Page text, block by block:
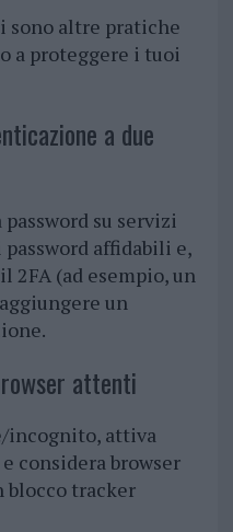
sono altre pratiche
a proteggere i tuoi
a due
su servizi
affidabili e,
2FA (ad esempio, un
un
attenti
incognito, attiva
considera browser
blocco tracker